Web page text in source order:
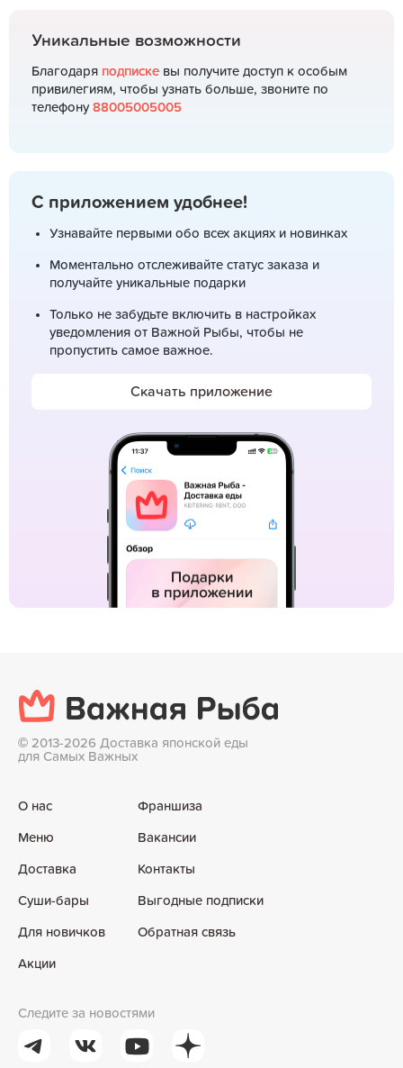
Уникальные возможности
Благодаря подписке вы получите доступ к особым
привилегиям, чтобы узнать больше, звоните по
телефону 88005005005
С приложением удобнее!
Узнавайте первыми обо всех акциях и новинках
Моментально отслеживайте статус заказа и
получайте уникальные подарки
Только не забудьте включить в настройках
уведомления от Важной Рыбы, чтобы не
пропустить самое важное.
Скачать приложение
© 2013-2026 Доставка японской еды
для Самых Важных
О нас
Меню
Доставка
Суши-бары
Для новичков
Акции
Франшиза
Вакансии
Контакты
Выгодные подписки
Обратная связь
Следите за новостями